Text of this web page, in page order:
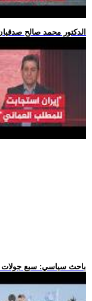
.. الدكتور محمد صالح
.. باحث سياسي: سبع